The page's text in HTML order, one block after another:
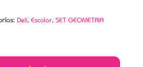
Deli, Escolar, SET GEOMETRIA